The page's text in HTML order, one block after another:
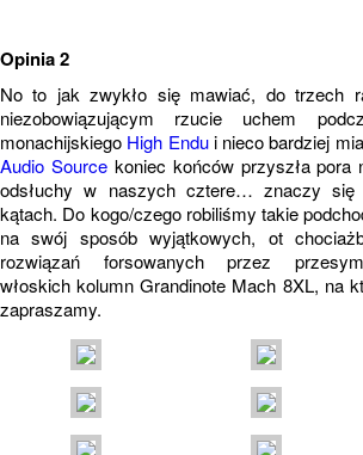
Opinia 2
No to jak zwykło się mawiać, do trzech
niezobowiązującym rzucie uchem
monachijskiego High Endui nieco bardziej
Audio Sourcekoniec końców przyszła pora
odsłuchy w naszych cztere… znaczy się
kątach. Do kogo/czego robiliśmy takie
na swój sposób wyjątkowych, ot
rozwiązań forsowanych przez
włoskich kolumn Grandinote Mach 8XL, na
zapraszamy.